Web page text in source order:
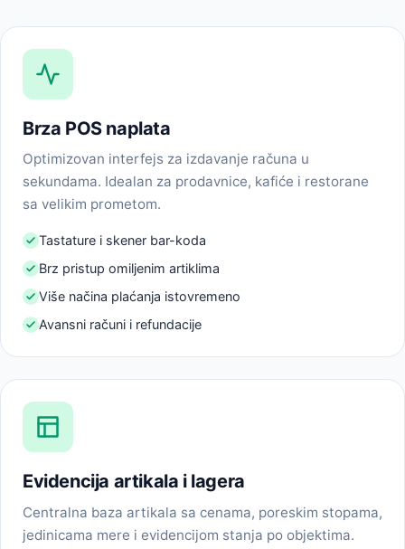
Brza POS naplata
Optimizovan interfejs za izdavanje računa u
sekundama. Idealan za prodavnice, kafiće i restorane
sa velikim prometom.
Tastature i skener bar-koda
Brz pristup omiljenim artiklima
Više načina plaćanja istovremeno
Avansni računi i refundacije
Evidencija artikala i lagera
Centralna baza artikala sa cenama, poreskim stopama,
jedinicama mere i evidencijom stanja po objektima.